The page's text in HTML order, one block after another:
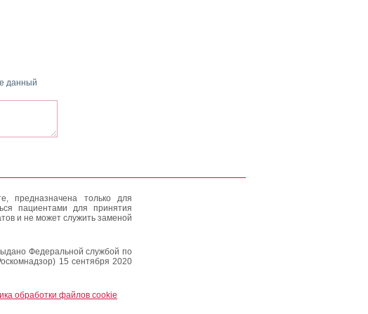
данный
предназначена только для
пациентами для принятия
и не может служить заменой
Федеральной службой по
15 сентября 2020
обработки файлов cookie